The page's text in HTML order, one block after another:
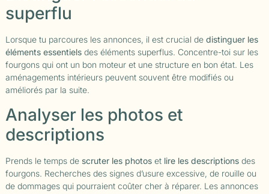
superflu
Lorsque tu parcoures les annonces, il est crucial de distinguer les
éléments essentielsdes éléments superflus. Concentre-toi sur les
fourgons qui ont un bon moteur et une structure en bon état. Les
aménagements intérieurs peuvent souvent être modifiés ou
améliorés par la suite.
Analyser les photos et
descriptions
Prends le temps de scruter les photoset lire les descriptionsdes
fourgons. Recherches des signes d’usure excessive, de rouille ou
de dommages qui pourraient coûter cher à réparer. Les annonces